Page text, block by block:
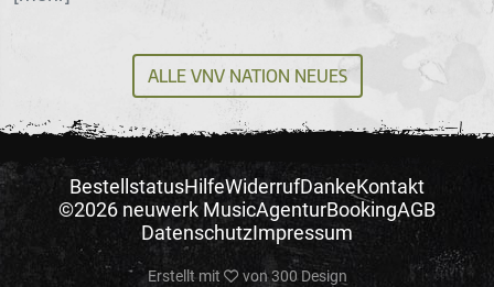
ALLE VNV NATION NEUES
BestellstatusHilfeWiderrufDankeKontakt
©2026 neuwerk MusicAgenturBookingAGB
DatenschutzImpressum
Erstellt mit von300 Design